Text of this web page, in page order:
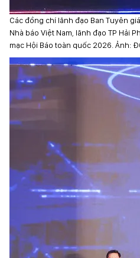
Các đồng chí lãnh đạo Ban Tuyên
Nhà báo Việt Nam, lãnh đạo TP Hải
mạc Hội Báo toàn quốc 2026. Ảnh: